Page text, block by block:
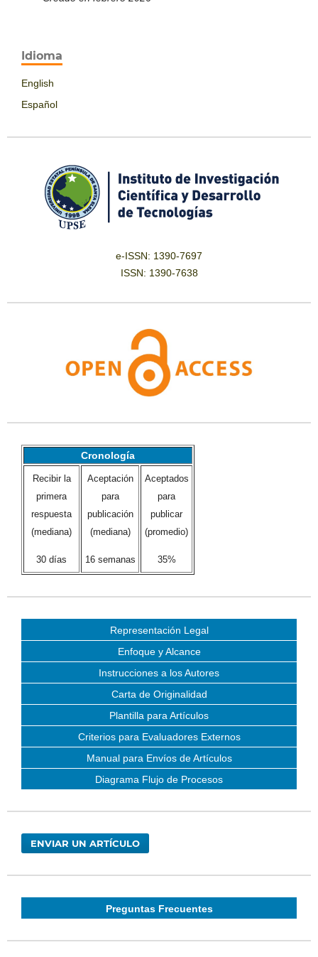
Idioma
English
Español
e-ISSN: 1390-7697
ISSN: 1390-7638
Cronología
Recibir la
primera
respuesta
(mediana)
30 días
Aceptación
para
publicación
(mediana)
16 semanas
Aceptados
para
publicar
(promedio)
35%
Representación Legal
Enfoque y Alcance
Instrucciones a los Autores
Carta de Originalidad
Plantilla para Artículos
Criterios para Evaluadores Externos
Manual para Envíos de Artículos
Diagrama Flujo de Procesos
ENVIAR UN ARTÍCULO
Preguntas Frecuentes